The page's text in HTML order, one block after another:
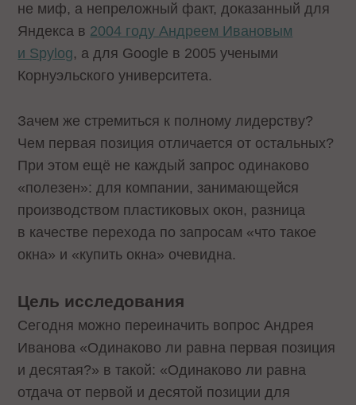
не миф, а непреложный факт, доказанный для
Яндекса в 2004 году Андреем Ивановым
и Spylog, а для Google в 2005 учеными
Корнуэльского университета.
Зачем же стремиться к полному лидерству?
Чем первая позиция отличается от остальных?
При этом ещё не каждый запрос одинаково
«полезен»: для компании, занимающейся
производством пластиковых окон, разница
в качестве перехода по запросам «что такое
окна» и «купить окна» очевидна.
Цель исследования
Сегодня можно переиначить вопрос Андрея
Иванова «Одинаково ли равна первая позиция
и десятая?» в такой: «Одинаково ли равна
отдача от первой и десятой позиции для